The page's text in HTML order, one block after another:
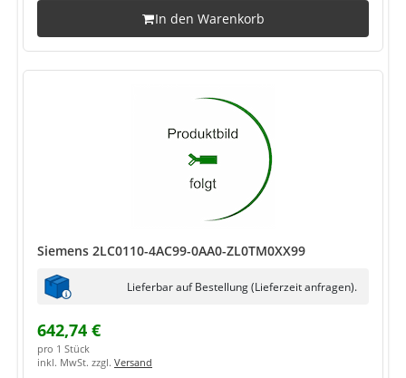
In den Warenkorb
Siemens 2LC0110-4AC99-0AA0-ZL0TM0XX99
Lieferbar auf Bestellung (Lieferzeit anfragen).
642,74 €
pro 1 Stück
inkl. MwSt. zzgl. Versand